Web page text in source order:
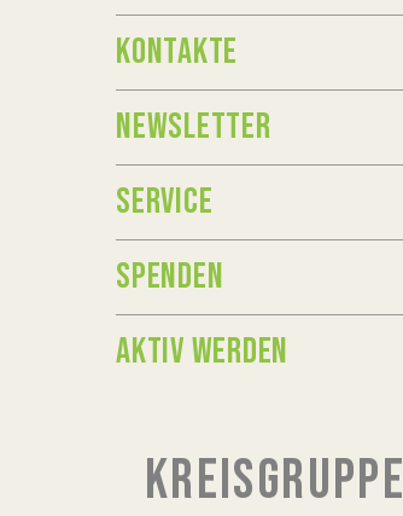
KONTAKTE
NEWSLETTER
SERVICE
SPENDEN
AKTIV WERDEN
KREISGRUPPE